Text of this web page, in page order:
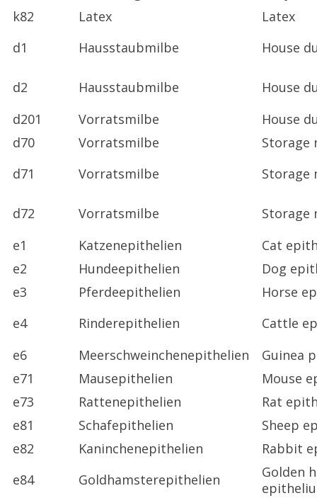
k82
Latex
Latex
d1
Hausstaubmilbe House
d2 Hausstaubmilbe
House
d201
Vorratsmilbe
House
d70
Vorratsmilbe
Storage
d71
Vorratsmilbe Storage
d72 Vorratsmilbe
Storage
e1
Katzenepithelien
Cat
e2
Hundeepithelien
Dog
e3
Pferdeepithelien
Horse
e4
Rinderepithelien
Cattle
e6
Meerschweinchenepithelien
Guinea
e71
Mausepithelien
Mouse
e73
Rattenepithelien
Rat
e81
Schafepithelien
Sheep
e82
Kaninchenepithelien
Rabbit
e84
Goldhamsterepithelien
Golden